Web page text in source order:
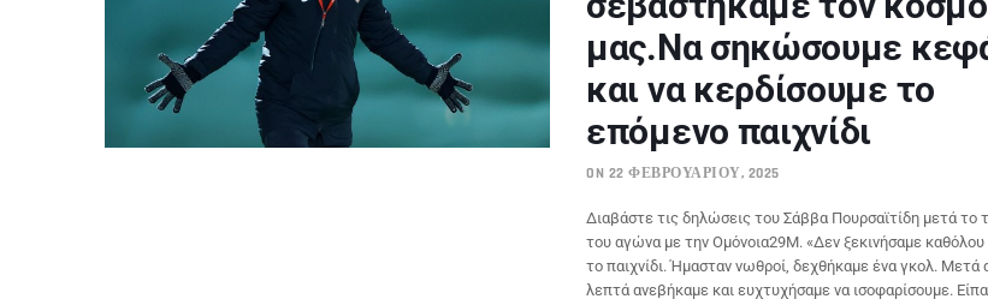
μας.Να σηκώσουμε
και να κερδίσουμε το
επόμενο παιχνίδι
ON 22 ΦΕΒΡΟΥΑΡΊΟΥ, 2025
Διαβάστε τις δηλώσεις του Σάββα Πουρσαϊτίδη μετά το
του αγώνα με την Ομόνοια29Μ. «Δεν ξεκινήσαμε καθόλου
το παιχνίδι. Ήμασταν νωθροί, δεχθήκαμε ένα γκολ. Μετά
λεπτά ανεβήκαμε και ευχτυχήσαμε να ισοφαρίσουμε.